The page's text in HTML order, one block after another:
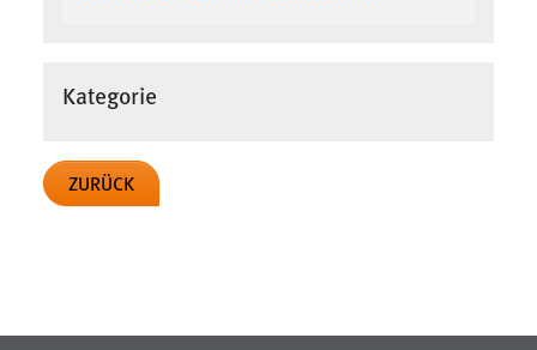
Kategorie
ZURÜCK